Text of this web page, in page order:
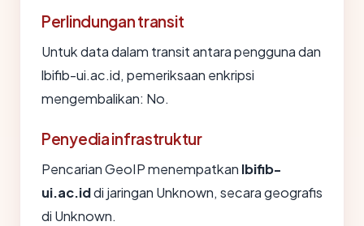
Perlindungan transit
Untuk data dalam transit antara pengguna dan
lbifib-ui.ac.id, pemeriksaan enkripsi
mengembalikan: No.
Penyedia infrastruktur
Pencarian GeoIP menempatkan lbifib-
ui.ac.iddi jaringan Unknown, secara geografis
di Unknown.